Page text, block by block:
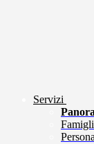
Servizi